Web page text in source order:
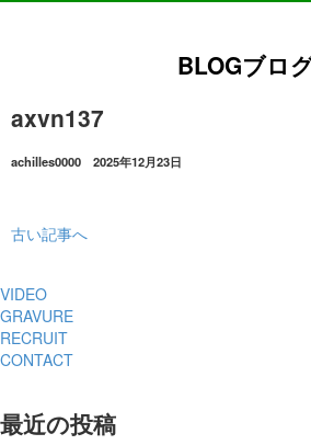
BLOGブロ
axvn137
achilles0000 2025年12月23日
古い記事へ
VIDEO
GRAVURE
RECRUIT
CONTACT
最近の投稿